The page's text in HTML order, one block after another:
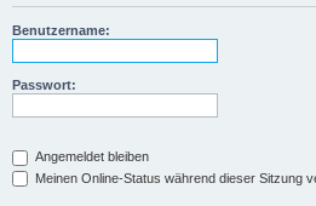
Benutzername:
Passwort:
Angemeldet bleiben
Meinen Online-Status während dieser Sitzung